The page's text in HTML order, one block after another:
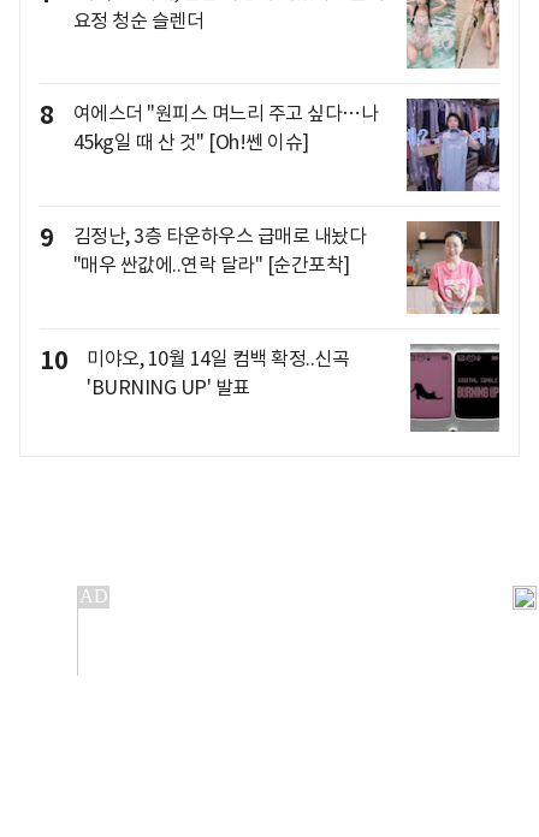
요정 청순 슬렌더
8
여에스더 "원피스 며느리 주고 싶다…나
45kg일 때 산 것" [Oh!쎈 이슈]
9
김정난, 3층 타운하우스 급매로 내놨다
"매우 싼값에..연락 달라" [순간포착]
10
미야오, 10월 14일 컴백 확정..신곡
'BURNING UP' 발표